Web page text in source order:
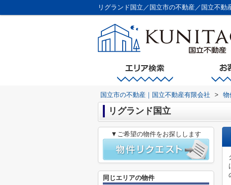
リグランド国立／国立市の不動産／国立不動
国立市の不動産｜国立不動産有限会社 > 物
リグランド国立
▼ご希望の物件をお探しします
同じエリアの物件